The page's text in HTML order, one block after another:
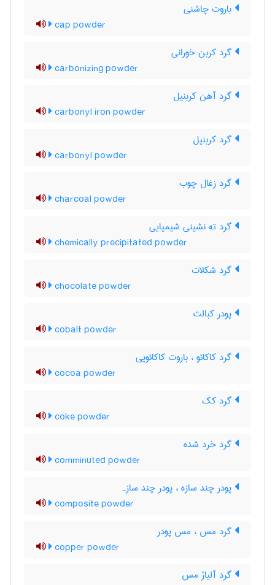
باروت چاشنی
cap powder
گرد کربن خورانی
carbonizing powder
گرد آهن کربنیل
carbonyl iron powder
گرد کربنیل
carbonyl powder
گرد زغال چوب
charcoal powder
گرد ته نشینی شیمیایی
chemically precipitated powder
گرد شکلات
chocolate powder
پودر کبالت
cobalt powder
گرد کاکائو ، باروت کاکائویی
cocoa powder
گرد کک
coke powder
گرد خرد شده
comminuted powder
پودر چند سازه ، پودر چند سازہ
composite powder
گرد مس ، مس پودر
copper powder
گرد آلیاژ مس